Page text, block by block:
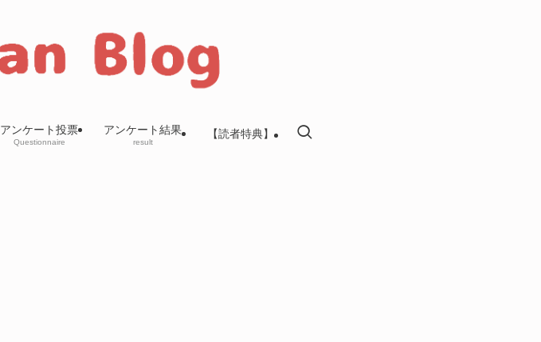
アンケート投票
Questionnaire
アンケート結果
result
【読者特典】